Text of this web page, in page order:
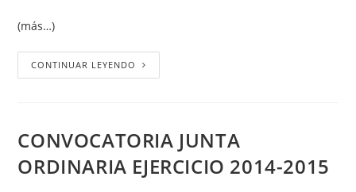
(más…)
CONTINUAR LEYENDO
CONVOCATORIA JUNTA
ORDINARIA EJERCICIO 2014-2015